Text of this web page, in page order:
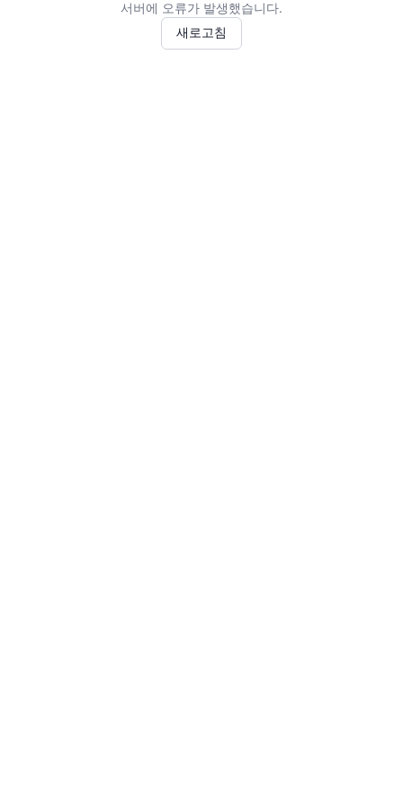
서버에 오류가 발생했습니다.
새로고침